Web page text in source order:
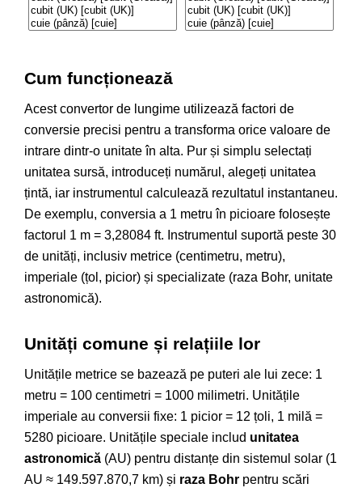
Cum funcționează
Acest convertor de lungime utilizează factori de
conversie precisi pentru a transforma orice valoare de
intrare dintr-o unitate în alta. Pur și simplu selectați
unitatea sursă, introduceți numărul, alegeți unitatea
țintă, iar instrumentul calculează rezultatul instantaneu.
De exemplu, conversia a 1 metru în picioare folosește
factorul 1 m = 3,28084 ft. Instrumentul suportă peste 30
de unități, inclusiv metrice (centimetru, metru),
imperiale (țol, picior) și specializate (raza Bohr, unitate
astronomică).
Unități comune și relațiile lor
Unitățile metrice se bazează pe puteri ale lui zece: 1
metru = 100 centimetri = 1000 milimetri. Unitățile
imperiale au conversii fixe: 1 picior = 12 țoli, 1 milă =
5280 picioare. Unitățile speciale includ unitatea
astronomică (AU) pentru distanțe din sistemul solar (1
AU ≈ 149.597.870,7 km) și raza Bohr pentru scări